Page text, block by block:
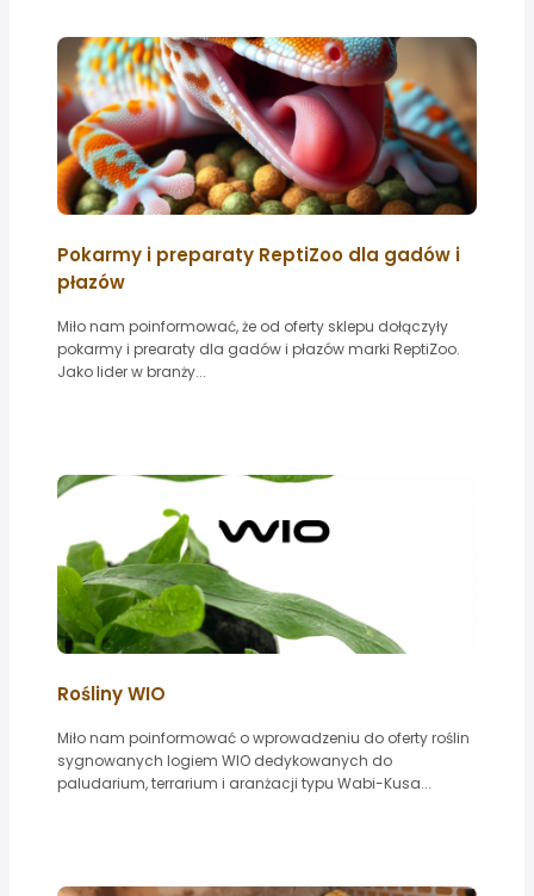
Pokarmy i preparaty ReptiZoo dla gadów i
płazów
Miło nam poinformować, że od oferty sklepu dołączyły
pokarmy i prearaty dla gadów i płazów marki ReptiZoo.
Jako lider w branży...
Rośliny WIO
Miło nam poinformować o wprowadzeniu do oferty roślin
sygnowanych logiem WIO dedykowanych do
paludarium, terrarium i aranżacji typu Wabi-Kusa...